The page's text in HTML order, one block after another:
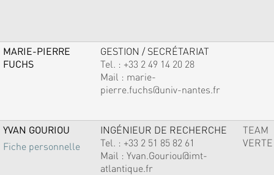
MARIE-PIERRE
FUCHS
GESTION / SECRÉTARIAT
Tel. : +33 2 49 14 20 28
Mail : marie-
pierre.fuchs@univ-nantes.fr
YVAN GOURIOU
Fiche personnelle
INGÉNIEUR DE RECHERCHE
Tel. : +33 2 51 85 82 61
Mail : Yvan.Gouriou@imt-
atlantique.fr
TEAM
VERTE